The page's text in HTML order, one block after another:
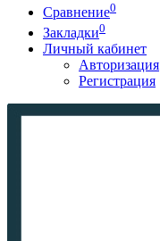
Сравнение0
Закладки0
Личный кабинет
Авторизация
Регистрация